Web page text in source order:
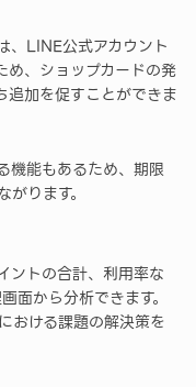
、LINE公式アカウント
め、ショップカードの発
追加を促すことができま
機能もあるため、期限
ります。
ントの合計、利用率な
面から分析できます。
おける課題の解決策を